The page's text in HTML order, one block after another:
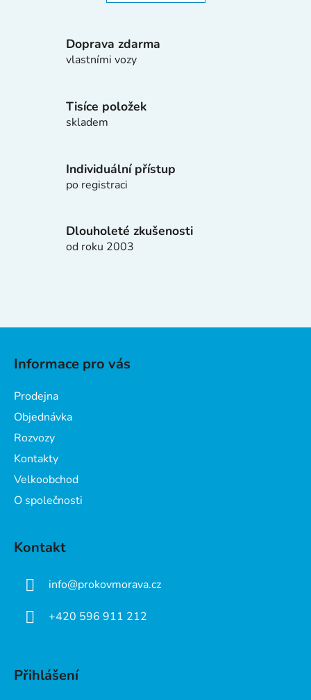
d
c
í
p
u
í
Doprava zdarma
vlastními vozy
Tisíce položek
skladem
Individuální přístup
po registraci
Dlouholeté zkušenosti
od roku 2003
Informace pro vás
Prodejna
Objednávka
Rozvozy
Kontakty
Velkoobchod
O společnosti
Kontakt
info@prokovmorava.cz
+420 596 911 212
Přihlášení